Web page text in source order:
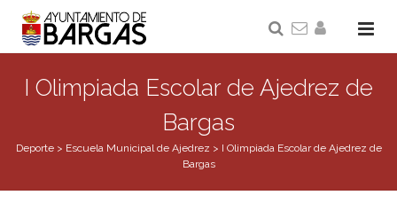
I Olimpiada Escolar de Ajedrez de
Bargas
Deporte> Escuela Municipal de Ajedrez > I Olimpiada Escolar de Ajedrez de
Bargas